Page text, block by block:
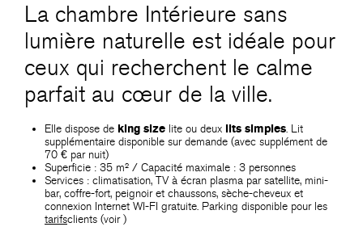
La chambre Intérieure sans
lumière naturelle est idéale pour
ceux qui recherchent le calme
parfait au cœur de la ville.
Elle dispose de king size lite ou deux lits simples. Lit
supplémentaire disponible sur demande (avec supplément de
70 € par nuit)
Superficie : 35 m² / Capacité maximale : 3 personnes
Services : climatisation, TV à écran plasma par satellite, mini-
bar, coffre-fort, peignoir et chaussons, sèche-cheveux et
connexion Internet WI-FI gratuite. Parking disponible pour les
clients (voir
tarifs )